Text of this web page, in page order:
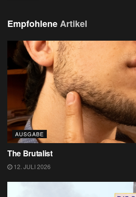
EmpfohleneArtikel
AUSGABE
The Brutalist
12. JULI 2026